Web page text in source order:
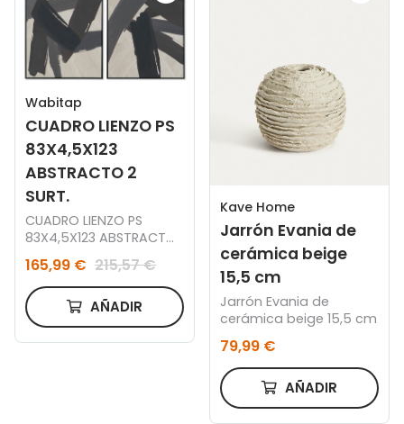
Wabitap
CUADRO LIENZO PS
83X4,5X123
ABSTRACTO 2
SURT.
CUADRO LIENZO PS
83X4,5X123 ABSTRACTO
165,99 € 215,57 €
AÑADIR
Kave Home
Jarrón Evania de
cerámica beige
15,5 cm
Jarrón Evania de
cerámica beige 15,5 cm
79,99 €
AÑADIR